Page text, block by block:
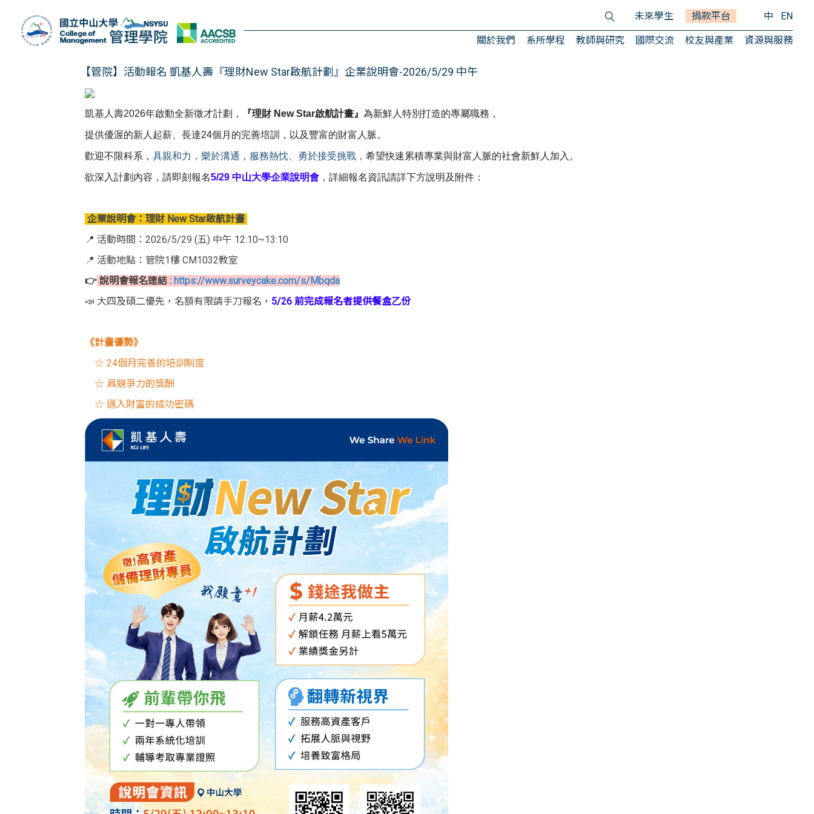
關於我們 系所學程 教師與研究 國際交流 校友與產業 資源與服務
未來學生 捐款平台 中 EN
【管院】活動報名 凱基人壽『理財New Star啟航計劃』企業說明會-2026/5/29 中午
凱基人壽2026年啟動全新徵才計劃， 『理財 New Star啟航計畫』 為新鮮人特別打造的專屬職務，
提供優渥的新人起薪、長達24個月的完善培訓， 以及豐富的財富人脈。
歡迎不限科系， 具親和力，樂於溝通，服務熱忱、勇於接受挑戰， 希望快速累積專業與財富人脈的社會新鮮人加入。
欲深入計劃內容，請即刻報名5/29 中山大學企業說明會 ， 詳細報名資訊請詳下方說明及附件：
企業說明會：理財 New Star啟航計畫
📍 活動時間：2026/5/29 (五) 中午 12:10~13:10
📍 活動地點：管院1樓 CM1032教室
👉 說明會報名連結 : https://www.surveycake.com/s/Mbqda
📣 大四及碩二優先，名額有限請手刀報名， 5/26 前完成報名者提供餐盒乙份
《計畫優勢》
☆ 24個月完善的培訓制度
☆ 具競爭力的獎酬
☆ 邁入財富的成功密碼